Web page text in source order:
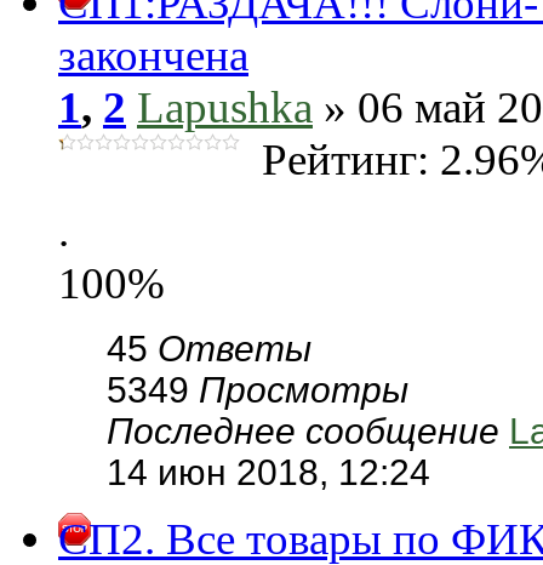
закончена
1, 2 Lapushka » 06 май
Рейтинг:
.
100%
45 Ответы
5349 Просмотры
Последнее сообщение
14 июн 2018, 12:24
СП2. Все товары по